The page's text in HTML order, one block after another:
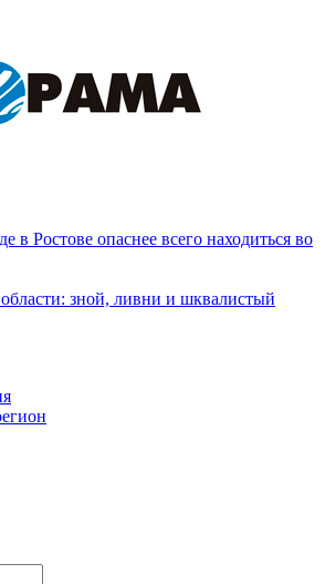
в Ростове опаснее всего находиться во
зной, ливни и шквалистый